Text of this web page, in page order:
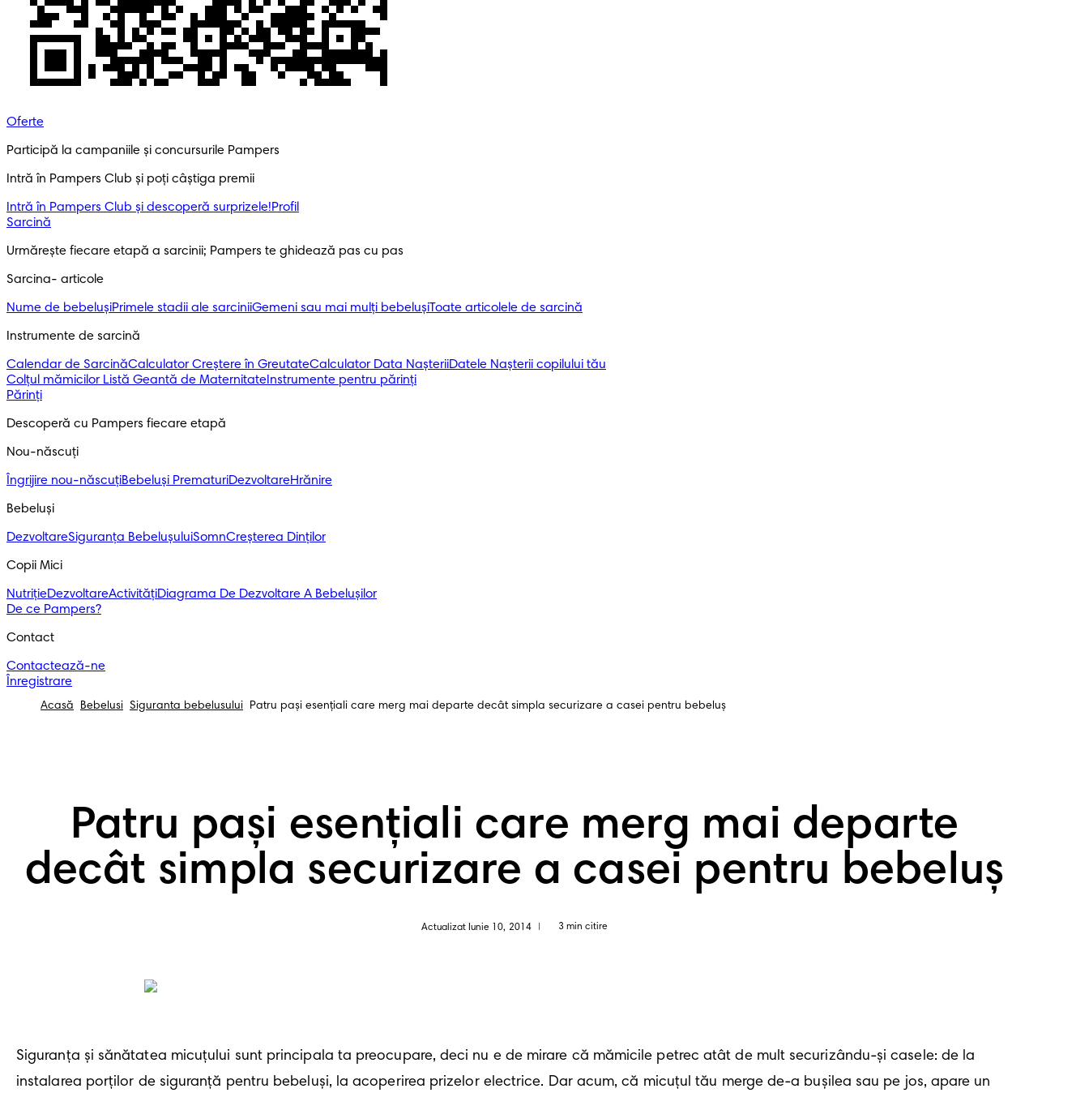
Oferte
Participă la campaniile și concursurile Pampers
Intră în Pampers Club și poți câștiga premii
Intră în Pampers Club și descoperă surprizele!​Profil
Sarcină
Urmărește fiecare etapă a sarcinii; Pampers te ghidează pas cu pas
Sarcina- articole
Nume de bebelușiPrimele stadii ale sarciniiGemeni sau mai mulți bebelușiToate articolele de sarcină
Instrumente de sarcină
Calendar de SarcinăCalculator Creștere în GreutateCalculator Data NașteriiDatele Nașterii copilului tău
Colțul mămicilor Listă Geantă de Maternitate Instrumente pentru părinți
Părinți
Descoperă cu Pampers fiecare etapă
Nou-născuți
Îngrijire nou-născuțiBebeluși PrematuriDezvoltareHrănire
Bebeluși
DezvoltareSiguranța BebelușuluiSomnCreșterea Dinților
Copii Mici
NutrițieDezvoltareActivitățiDiagrama De Dezvoltare A Bebelușilor
De ce Pampers?
Contact
Contactează-ne
Înregistrare
Acasă Bebelusi Siguranta bebelusului Patru pași esențiali care merg mai departe decât simpla securizare a casei pentru bebeluș
Patru pași esențiali care merg mai departe
decât simpla securizare a casei pentru bebeluș
Actualizat Iunie 10, 2014 3 min citire
Siguranța și sănătatea micuțului sunt principala ta preocupare, deci nu e de mirare că mămicile petrec atât de mult securizându-și casele: de la
instalarea porților de siguranță pentru bebeluși, la acoperirea prizelor electrice. Dar acum, că micuțul tău merge de-a bușilea sau pe jos, apare un